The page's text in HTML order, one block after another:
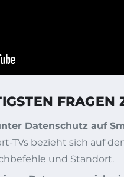
Datenschutz auf
TVs bezieht sich auf
und Standort.